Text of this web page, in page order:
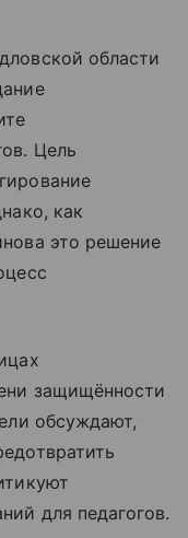
области
Цель
как
это решение
защищённости
обсуждают,
для педагогов.